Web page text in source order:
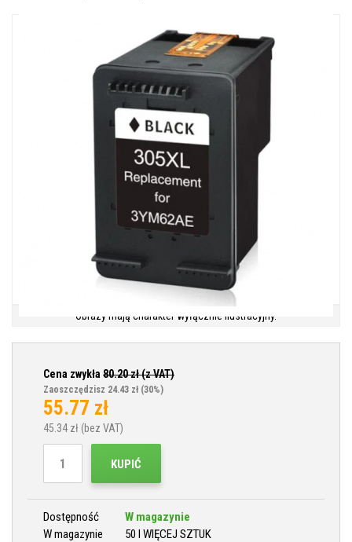
Obrazy mają charakter wyłącznie ilustracyjny.
Cena zwykła 80.20zł (z VAT)
Zaoszczędzisz 24.43 zł (30%)
55.77 zł
45.34 zł (bez VAT)
KUPIĆ
Dostępność
W magazynie
W magazynie
50 I WIĘCEJ SZTUK